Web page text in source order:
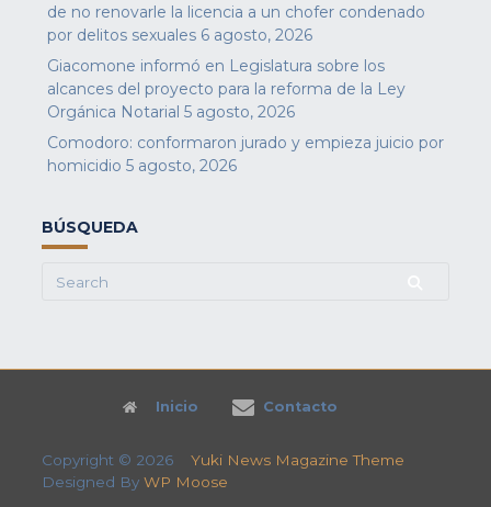
de no renovarle la licencia a un chofer condenado
por delitos sexuales 6 agosto, 2026
Giacomone informó en Legislatura sobre los
alcances del proyecto para la reforma de la Ley
Orgánica Notarial 5 agosto, 2026
Comodoro: conformaron jurado y empieza juicio por
homicidio 5 agosto, 2026
BÚSQUEDA
Search
Inicio Contacto
Copyright © 2026 Yuki News Magazine Theme
Designed By WP Moose